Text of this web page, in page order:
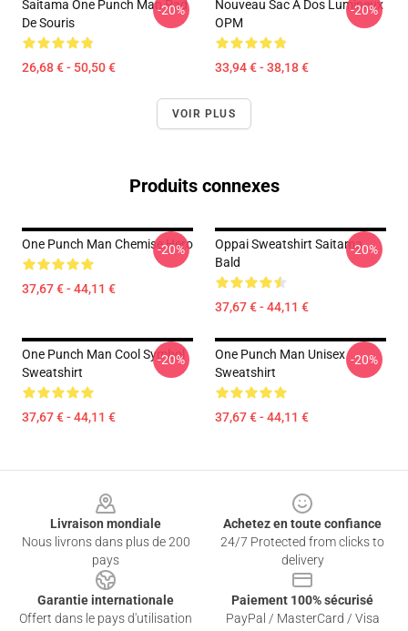
Saitama One Punch Man Pad
De Souris
26,68 € - 50,50 €
-20%
Nouveau Sac À Dos Lumineux
OPM
33,94 € - 38,18 €
-20%
VOIR PLUS
Produits connexes
One Punch Man Chemise Hero
37,67 € - 44,11 €
-20%
Oppai Sweatshirt Saitama
Bald
37,67 € - 44,11 €
-20%
One Punch Man Cool Symbol
Sweatshirt
37,67 € - 44,11 €
-20%
One Punch Man Unisex
Sweatshirt
37,67 € - 44,11 €
-20%
Livraison mondiale
Nous livrons dans plus de 200
pays
Achetez en toute confiance
24/7 Protected from clicks to
delivery
Garantie internationale
Offert dans le pays d'utilisation
Paiement 100% sécurisé
PayPal / MasterCard / Visa